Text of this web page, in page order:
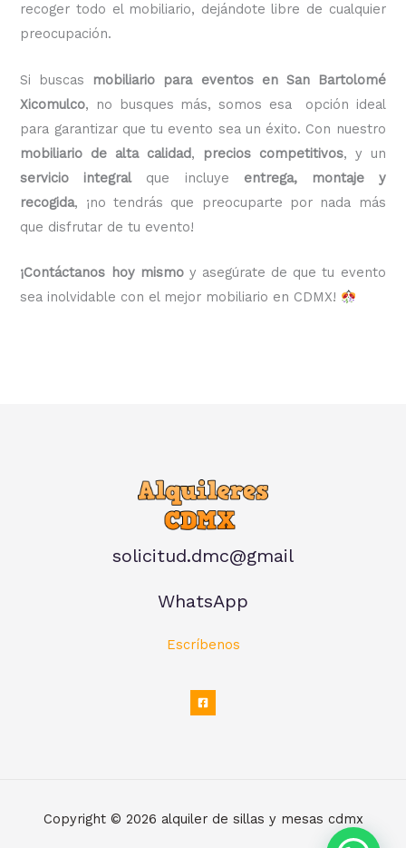
recoger todo el mobiliario, dejándote libre de cualquier
preocupación.
Si buscas mobiliario para eventos en San Bartolomé
Xicomulco, no busques más, somos esa opción ideal
para garantizar que tu evento sea un éxito. Con nuestro
mobiliario de alta calidad, precios competitivos, y un
servicio integralque incluye entrega, montaje y
recogida, ¡no tendrás que preocuparte por nada más
que disfrutar de tu evento!
¡Contáctanos hoy mismoy asegúrate de que tu evento
sea inolvidable con el mejor mobiliario en CDMX!
solicitud.dmc@gmail
WhatsApp
Escríbenos
Copyright © 2026 alquiler de sillas y mesas cdmx